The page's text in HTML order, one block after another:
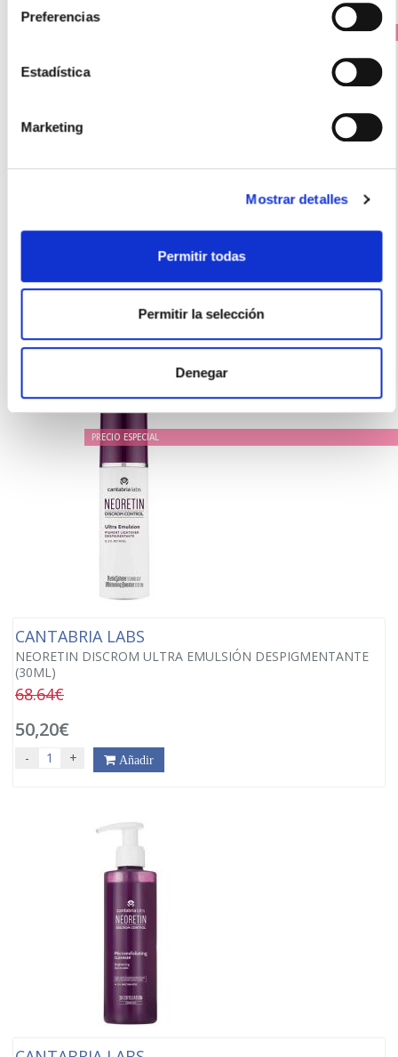
Preferencias
Estadística
Marketing
Mostrar detalles
Permitir todas
Permitir la selección
Denegar
CANTABRIA LABS
NEORETIN DISCROM GELCREAM DESPIGMENTANTE (40ML)
- + Añadir
PRECIO ESPECIAL
CANTABRIA LABS
NEORETIN DISCROM ULTRA EMULSIÓN DESPIGMENTANTE
(30ML)
68.64€
50,20€
- + Añadir